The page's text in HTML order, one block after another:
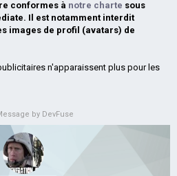
conformes à notre charte sous
Il est notamment interdit
images de profil (avatars) de
n'apparaissent plus pour les
by DevFuse